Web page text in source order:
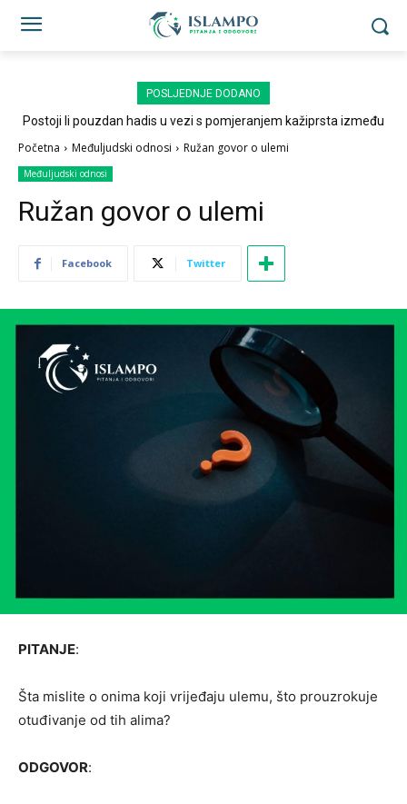
POSLJEDNJE DODANO
Postoji li pouzdan hadis u vezi s pomjeranjem kažiprsta između
Početna Međuljudski odnosi Ružan govor o ulemi
Međuljudski odnosi
Ružan govor o ulemi
Facebook Twitter
PITANJE:
Šta mislite o onima koji vrijeđaju ulemu, što prouzrokuje
otuđivanje od tih alima?
ODGOVOR: